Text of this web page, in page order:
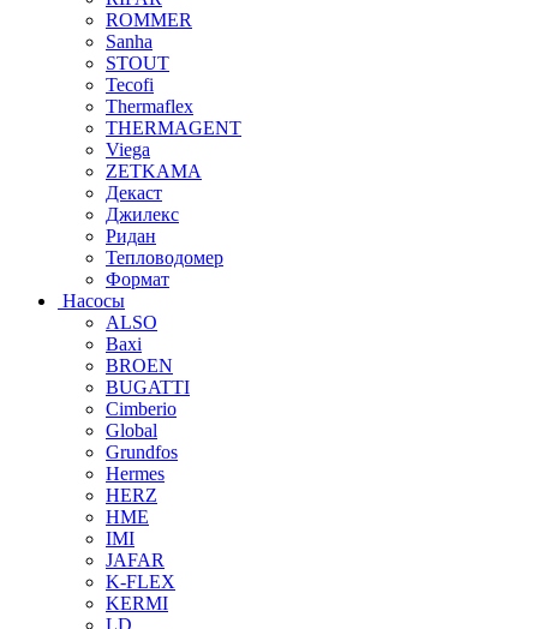
ROMMER
Sanha
STOUT
Tecofi
Thermaflex
THERMAGENT
Viega
ZETKAMA
Декаст
Джилекс
Ридан
Тепловодомер
Формат
Насосы
ALSO
Baxi
BROEN
BUGATTI
Cimberio
Global
Grundfos
Hermes
HERZ
HME
IMI
JAFAR
K-FLEX
KERMI
LD